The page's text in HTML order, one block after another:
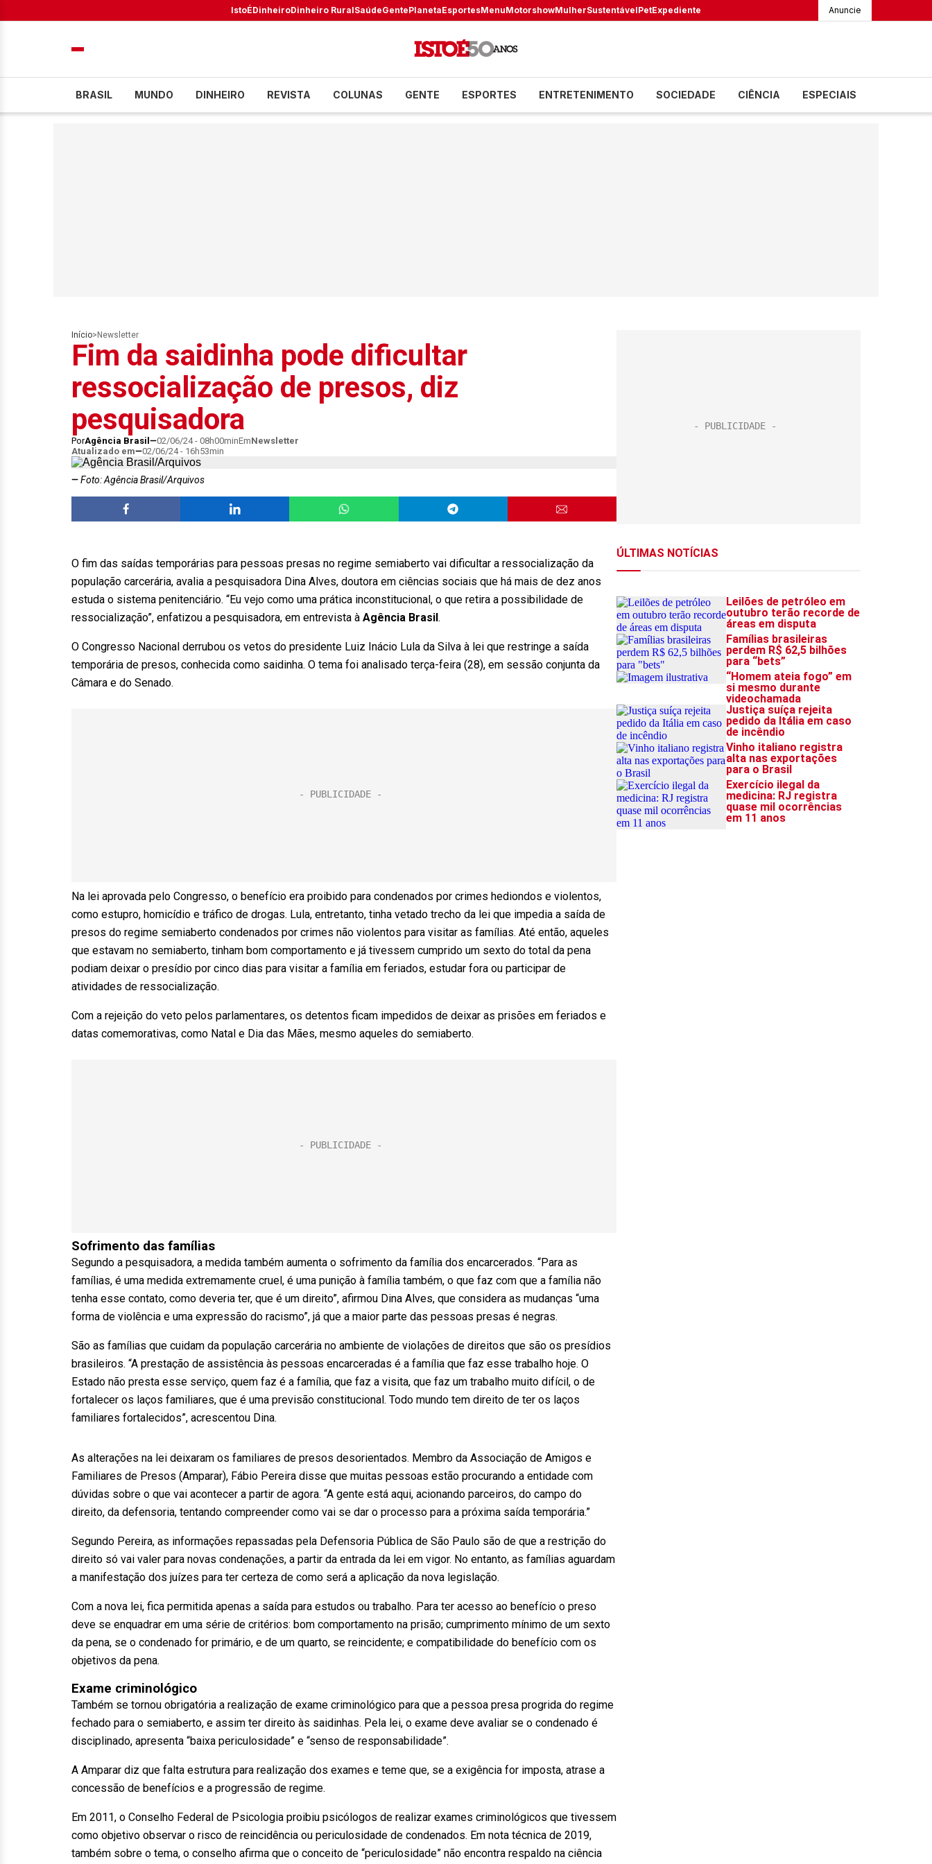
IstoÉDinheiroDinheiro RuralSaúdeGentePlanetaEsportesMenuMotorshowMulherSustentávelPetExpediente Anuncie
BRASIL MUNDO DINHEIRO REVISTA COLUNAS GENTE ESPORTES ENTRETENIMENTO SOCIEDADE CIÊNCIA ESPECIAIS
Início> Newsletter
Fim da saidinha pode dificultar
ressocialização de presos, diz
pesquisadora
PorAgência Brasil 02/06/24 - 08h00minEmNewsletter
Atualizado em
02/06/24 - 16h53min
Foto: Agência Brasil/Arquivos
O fim das saídas temporárias para pessoas presas no regime semiaberto vai dificultar a ressocialização da
população carcerária, avalia a pesquisadora Dina Alves, doutora em ciências sociais que há mais de dez anos
estuda o sistema penitenciário. “Eu vejo como uma prática inconstitucional, o que retira a possibilidade de
ressocialização”, enfatizou a pesquisadora, em entrevista à Agência Brasil.
O Congresso Nacional derrubou os vetos do presidente Luiz Inácio Lula da Silva à lei que restringe a saída
temporária de presos, conhecida como saidinha. O tema foi analisado terça-feira (28), em sessão conjunta da
Câmara e do Senado.
Na lei aprovada pelo Congresso, o benefício era proibido para condenados por crimes hediondos e violentos,
como estupro, homicídio e tráfico de drogas. Lula, entretanto, tinha vetado trecho da lei que impedia a saída de
presos do regime semiaberto condenados por crimes não violentos para visitar as famílias. Até então, aqueles
que estavam no semiaberto, tinham bom comportamento e já tivessem cumprido um sexto do total da pena
podiam deixar o presídio por cinco dias para visitar a família em feriados, estudar fora ou participar de
atividades de ressocialização.
Com a rejeição do veto pelos parlamentares, os detentos ficam impedidos de deixar as prisões em feriados e
datas comemorativas, como Natal e Dia das Mães, mesmo aqueles do semiaberto.
Sofrimento das famílias
Segundo a pesquisadora, a medida também aumenta o sofrimento da família dos encarcerados. “Para as
famílias, é uma medida extremamente cruel, é uma punição à família também, o que faz com que a família não
tenha esse contato, como deveria ter, que é um direito”, afirmou Dina Alves, que considera as mudanças “uma
forma de violência e uma expressão do racismo”, já que a maior parte das pessoas presas é negras.
São as famílias que cuidam da população carcerária no ambiente de violações de direitos que são os presídios
brasileiros. “A prestação de assistência às pessoas encarceradas é a família que faz esse trabalho hoje. O
Estado não presta esse serviço, quem faz é a família, que faz a visita, que faz um trabalho muito difícil, o de
fortalecer os laços familiares, que é uma previsão constitucional. Todo mundo tem direito de ter os laços
familiares fortalecidos”, acrescentou Dina.
As alterações na lei deixaram os familiares de presos desorientados. Membro da Associação de Amigos e
Familiares de Presos (Amparar), Fábio Pereira disse que muitas pessoas estão procurando a entidade com
dúvidas sobre o que vai acontecer a partir de agora. “A gente está aqui, acionando parceiros, do campo do
direito, da defensoria, tentando compreender como vai se dar o processo para a próxima saída temporária.”
Segundo Pereira, as informações repassadas pela Defensoria Pública de São Paulo são de que a restrição do
direito só vai valer para novas condenações, a partir da entrada da lei em vigor. No entanto, as famílias aguardam
a manifestação dos juízes para ter certeza de como será a aplicação da nova legislação.
Com a nova lei, fica permitida apenas a saída para estudos ou trabalho. Para ter acesso ao benefício o preso
deve se enquadrar em uma série de critérios: bom comportamento na prisão; cumprimento mínimo de um sexto
da pena, se o condenado for primário, e de um quarto, se reincidente; e compatibilidade do benefício com os
objetivos da pena.
Exame criminológico
Também se tornou obrigatória a realização de exame criminológico para que a pessoa presa progrida do regime
fechado para o semiaberto, e assim ter direito às saidinhas. Pela lei, o exame deve avaliar se o condenado é
disciplinado, apresenta “baixa periculosidade” e “senso de responsabilidade”.
A Amparar diz que falta estrutura para realização dos exames e teme que, se a exigência for imposta, atrase a
concessão de benefícios e a progressão de regime.
Em 2011, o Conselho Federal de Psicologia proibiu psicólogos de realizar exames criminológicos que tivessem
como objetivo observar o risco de reincidência ou periculosidade de condenados. Em nota técnica de 2019,
também sobre o tema, o conselho afirma que o conceito de “periculosidade” não encontra respaldo na ciência